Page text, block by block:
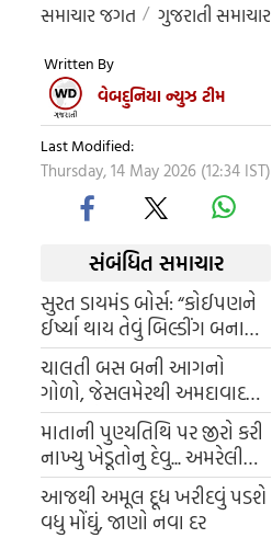
સમાચાર જગત ગુજરાતી સમાચાર
Written By
વેબદુનિયા ન્યુઝ ટીમ
Last Modified:
Thursday, 14 May 2026 (12:34 IST)
સંબંધિત સમાચાર
સુરત ડાયમંડ બોર્સ: “કોઈપણને
ઈર્ષ્યા થાય તેવું બિલ્ડીંગ બનાવ્યું
છે” – હર્ષ સંઘવી
ચાલતી બસ બની આગનો
ગોળો, જેસલમેરથી અમદાવાદ
આવી રહેલી બસમાં ભીષણ
આગ, બારીઓમાંથી કૂદયા
મુસાફરો
માતાની પુણ્યતિથિ પર જીરો કરી
નાખ્યુ ખેડૂતોનુ દેવુ... અમરેલીના
આ ઉદ્યોગપતિએ ખેંચી મોટી
લાઈન - વીડિયો
આજથી અમૂલ દૂધ ખરીદવું પડશે
વધુ મોંઘું, જાણો નવા દર